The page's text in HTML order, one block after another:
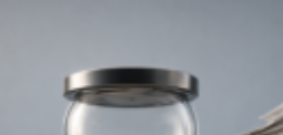
die
Automobilindustrie